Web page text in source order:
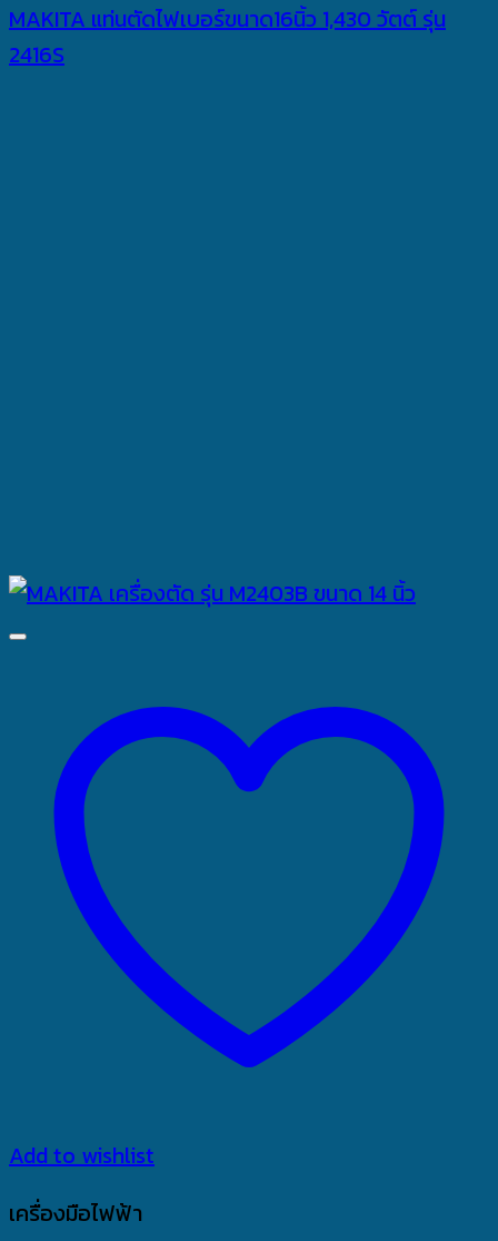
MAKITA แท่นตัดไฟเบอร์ขนาด16นิ้ว 1,430 วัตต์ รุ่น
2416S
Add to wishlist
เครื่องมือไฟฟ้า